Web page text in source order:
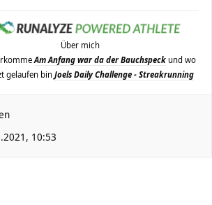
Über mich
Am Anfang war da der Bauchspeck und wo
gelaufen bin Joels Daily Challenge - Streakrunning
10:53